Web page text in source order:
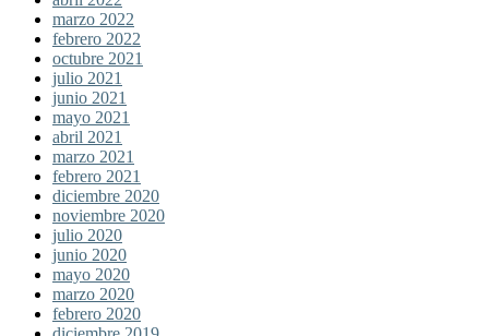
marzo 2022
febrero 2022
octubre 2021
julio 2021
junio 2021
mayo 2021
abril 2021
marzo 2021
febrero 2021
diciembre 2020
noviembre 2020
julio 2020
junio 2020
mayo 2020
marzo 2020
febrero 2020